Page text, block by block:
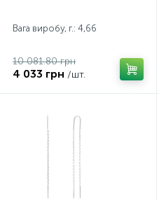
Вага виробу, г.: 4,66
10 081.80 грн
4 033 грн /шт.
Про насСрібні ланцюжки
Срібні сувеніри
Золоті ланцюги